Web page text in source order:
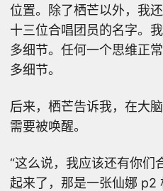
位置。除了栖芒以外，我
十三位合唱团员的名字。
多细节。任何一个思维正
多细节。
后来，栖芒告诉我，在大
需要被唤醒。
“这么说，我应该还有你们
起来了，那是一张仙娜 p2